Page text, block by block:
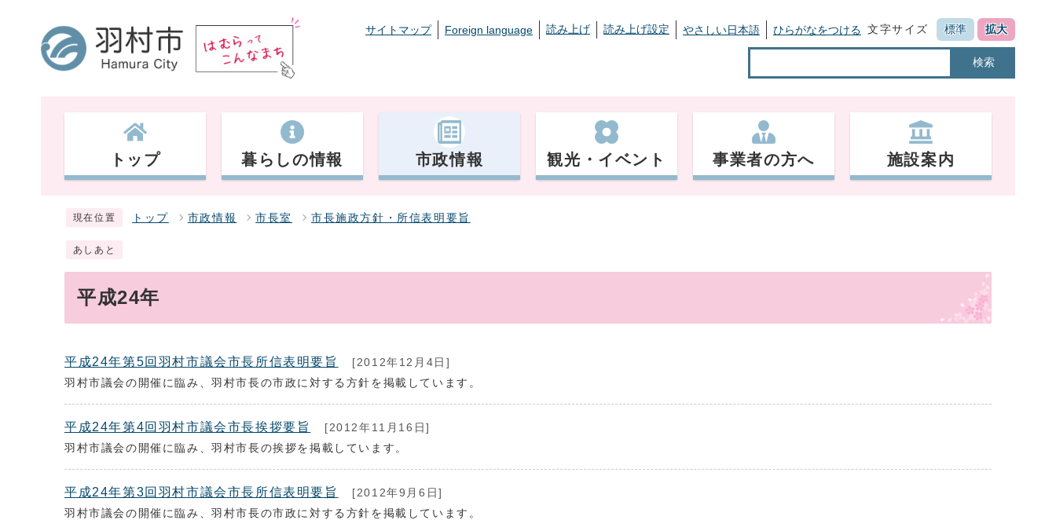
サイトマップ Foreign language 読み上げ 読み上げ設定 やさしい日本語 ひらがなをつける 文字サイズ 標準 拡大
検索
トップ 暮らしの情報 市政情報 観光・イベント 事業者の方へ 施設案内
現在位置 トップ 市政情報 市長室 市長施政方針・所信表明要旨
あしあと
平成24年
平成24年第5回羽村市議会市長所信表明要旨
[2012年12月4日]
羽村市議会の開催に臨み、羽村市長の市政に対する方針を掲載しています。
平成24年第4回羽村市議会市長挨拶要旨
[2012年11月16日]
羽村市議会の開催に臨み、羽村市長の挨拶を掲載しています。
平成24年第3回羽村市議会市長所信表明要旨
[2012年9月6日]
羽村市議会の開催に臨み、羽村市長の市政に対する方針を掲載しています。